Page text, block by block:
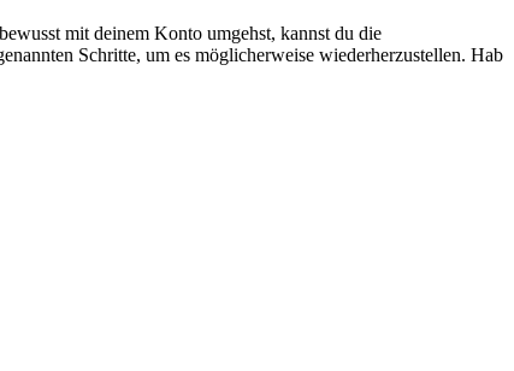
mit deinem Konto umgehst, kannst du die
Schritte, um es möglicherweise wiederherzustellen. Hab